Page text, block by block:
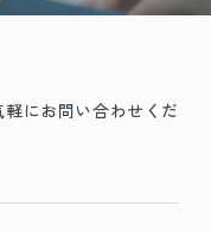
にお問い合わせくだ